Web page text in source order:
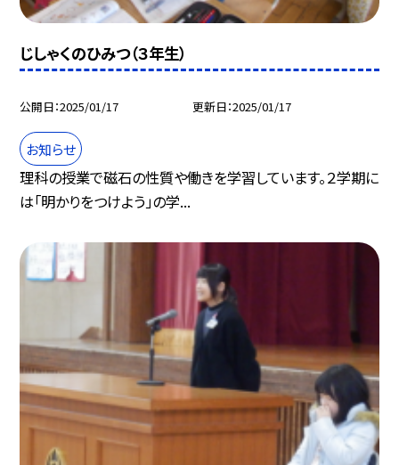
じしゃくのひみつ（３年生）
公開日 2025/01/17 更新日 2025/01/17
お知らせ
理科の授業で磁石の性質や働きを学習しています。２学期に
は「明かりをつけよう」の学...